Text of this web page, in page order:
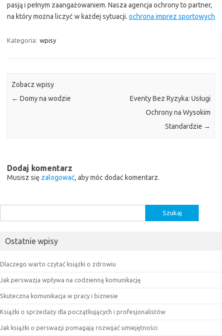
pasją i pełnym zaangażowaniem. Nasza agencja ochrony to partner,
na który można liczyć w każdej sytuacji. ochrona imprez sportowych
Kategoria: wpisy
Zobacz wpisy
← Domy na wodzie
Eventy Bez Ryzyka: Usługi
Ochrony na Wysokim
Standardzie →
Dodaj komentarz
Musisz się zalogować, aby móc dodać komentarz.
Ostatnie wpisy
Dlaczego warto czytać książki o zdrowiu
Jak perswazja wpływa na codzienną komunikację
Skuteczna komunikacja w pracy i biznesie
Książki o sprzedaży dla początkujących i profesjonalistów
Jak książki o perswazji pomagają rozwijać umiejętności